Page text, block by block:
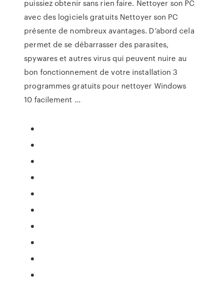
puissiez obtenir sans rien faire. Nettoyer son PC
avec des logiciels gratuits Nettoyer son PC
présente de nombreux avantages. D’abord cela
permet de se débarrasser des parasites,
spywares et autres virus qui peuvent nuire au
bon fonctionnement de votre installation 3
programmes gratuits pour nettoyer Windows
10 facilement ...